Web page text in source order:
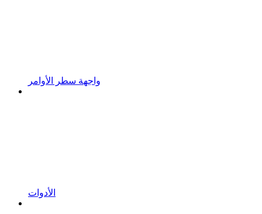
واجهة سطر الأوامر
الأدوات